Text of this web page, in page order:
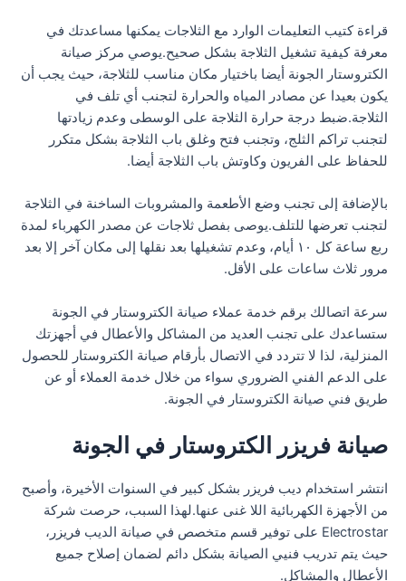
قراءة كتيب التعليمات الوارد مع الثلاجات يمكنها مساعدتك في
معرفة كيفية تشغيل الثلاجة بشكل صحيح.يوصي مركز صيانة
الكتروستار الجونة أيضا باختيار مكان مناسب للثلاجة، حيث يجب أن
يكون بعيدا عن مصادر المياه والحرارة لتجنب أي تلف في
الثلاجة.ضبط درجة حرارة الثلاجة على الوسطى وعدم زيادتها
لتجنب تراكم الثلج، وتجنب فتح وغلق باب الثلاجة بشكل متكرر
للحفاظ على الفريون وكاوتش باب الثلاجة أيضا.
بالإضافة إلى تجنب وضع الأطعمة والمشروبات الساخنة في الثلاجة
لتجنب تعرضها للتلف.يوصى بفصل ثلاجات عن مصدر الكهرباء لمدة
ربع ساعة كل ١٠ أيام، وعدم تشغيلها بعد نقلها إلى مكان آخر إلا بعد
مرور ثلاث ساعات على الأقل.
سرعة اتصالك برقم خدمة عملاء صيانة الكتروستار في الجونة
ستساعدك على تجنب العديد من المشاكل والأعطال في أجهزتك
المنزلية، لذا لا تتردد في الاتصال بأرقام صيانة الكتروستار للحصول
على الدعم الفني الضروري سواء من خلال خدمة العملاء أو عن
طريق فني صيانة الكتروستار في الجونة.
صيانة فريزر الكتروستار في الجونة
انتشر استخدام ديب فريزر بشكل كبير في السنوات الأخيرة، وأصبح
من الأجهزة الكهربائية اللا غنى عنها.لهذا السبب، حرصت شركة
Electrostar على توفير قسم متخصص في صيانة الديب فريزر،
حيث يتم تدريب فنيي الصيانة بشكل دائم لضمان إصلاح جميع
الأعطال والمشاكل.